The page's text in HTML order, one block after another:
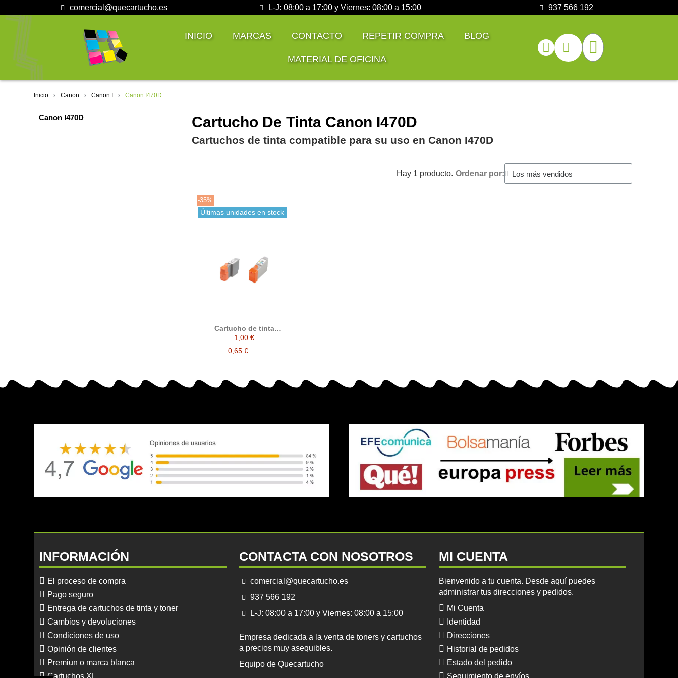
comercial@quecartucho.es L-J: 08:00 a 17:00 y Viernes: 08:00 a 15:00 937 566 192
INICIO MARCAS CONTACTO REPETIR COMPRA BLOG
MATERIAL DE OFICINA
Inicio Canon Canon I Canon I470D
Canon I470D Cartucho De Tinta Canon I470D
Cartuchos de tinta compatible para su uso en Canon I470D
Hay 1 producto. Ordenar por:
-35%
Últimas unidades en stock
Cartucho de tinta
compatible BCI24 / BCI-24 /
BCI21 / BCI-21 con Canon
0954B002 / 0955B002 /
6881A002 / 6882A002
1,00 €
0,65 €
INFORMACIÓN
El proceso de compra
Pago seguro
Entrega de cartuchos de tinta y toner
Cambios y devoluciones
Condiciones de uso
Opinión de clientes
Premiun o marca blanca
Cartuchos XL
CONTACTA CON NOSOTROS
comercial@quecartucho.es
937 566 192
L-J: 08:00 a 17:00 y Viernes: 08:00 a 15:00
Empresa dedicada a la venta de toners y cartuchos
a precios muy asequibles.
Equipo de Quecartucho
MI CUENTA
Bienvenido a tu cuenta. Desde aquí puedes
administrar tus direcciones y pedidos.
Mi Cuenta
Identidad
Direcciones
Historial de pedidos
Estado del pedido
Seguimiento de envíos